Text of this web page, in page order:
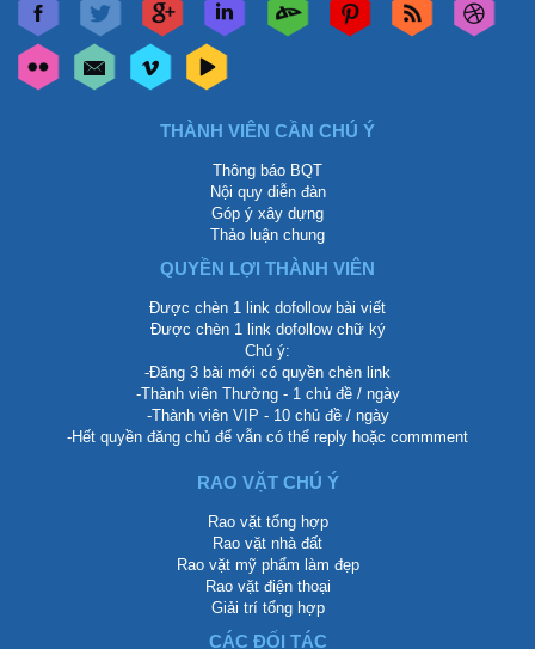
THÀNH VIÊN CẦN CHÚ Ý
Thông báo BQT
Nội quy diễn đàn
Góp ý xây dựng
Thảo luận chung
QUYỀN LỢI THÀNH VIÊN
Được chèn 1 link dofollow bài viết
Được chèn 1 link dofollow chữ ký
Chú ý:
-Đăng 3 bài mới có quyền chèn link
-Thành viên Thường - 1 chủ đề / ngày
-Thành viên VIP - 10 chủ đề / ngày
-Hết quyền đăng chủ để vẫn có thể reply hoặc commment
RAO VẶT CHÚ Ý
Rao vặt tổng hợp
Rao vặt nhà đất
Rao vặt mỹ phẩm làm đẹp
Rao vặt điện thoại
Giải trí tổng hợp
CÁC ĐỐI TÁC